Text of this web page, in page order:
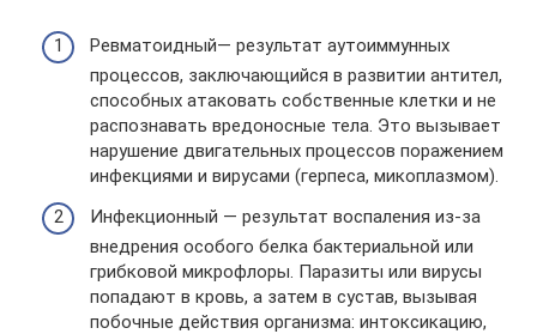
Ревматоидный— результат аутоиммунных
процессов, заключающийся в развитии антител,
способных атаковать собственные клетки и не
распознавать вредоносные тела. Это вызывает
нарушение двигательных процессов поражением
инфекциями и вирусами (герпеса, микоплазмом).
Инфекционный — результат воспаления из-за
внедрения особого белка бактериальной или
грибковой микрофлоры. Паразиты или вирусы
попадают в кровь, а затем в сустав, вызывая
побочные действия организма: интоксикацию,